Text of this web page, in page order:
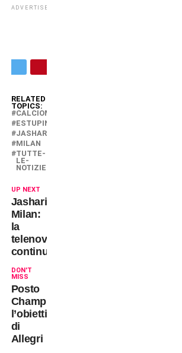
ADVERTISEMENT
RELATED
TOPICS:
CALCIOMERCATO
ESTUPINAN
JASHARI
MILAN
TUTTE-
LE-
NOTIZIE
UP NEXT
Jashari-
Milan:
la
telenovela
continua
DON'T
MISS
Posto
Champions:
l’obiettivo
di
Allegri